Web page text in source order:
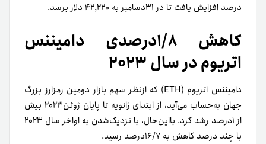
درصد افزایش یافت تا در ۳۱دسامبر به ۴۲,۲۲۰ دلار برسد.
کاهش ۱/۸درصدی دامیننس
اتریوم در سال ۲۰۲۳
دامیننس اتریوم (ETH) که ازنظر سهم بازار دومین رمزارز بزرگ
جهان به‌حساب می‌آید، از ابتدای ژانویه تا پایان ژوئن۲۰۲۳ بیش
از ۱درصد رشد کرد. بااین‌حال، با نزدیک‌شدن به اواخر سال ۲۰۲۳
با چند درصد کاهش به ۱۶/۷درصد رسید.